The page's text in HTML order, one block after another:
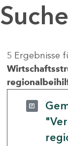
Suche
5 Ergebnisse